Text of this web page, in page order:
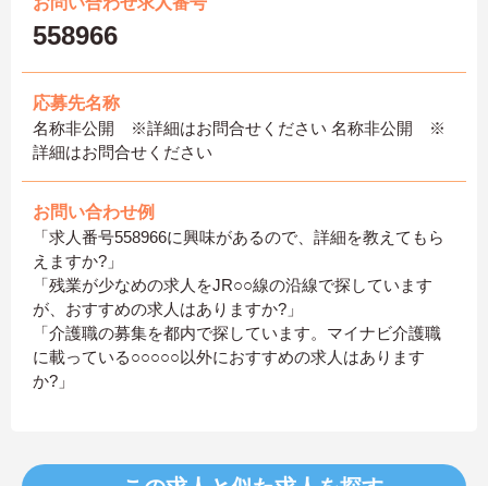
558966
応募先名称
名称非公開 ※詳細はお問合せください 名称非公開 ※
詳細はお問合せください
お問い合わせ例
「求人番号558966に興味があるので、詳細を教えてもら
えますか?」
「残業が少なめの求人をJR○○線の沿線で探しています
が、おすすめの求人はありますか?」
「介護職の募集を都内で探しています。マイナビ介護職
に載っている○○○○○以外におすすめの求人はあります
か?」